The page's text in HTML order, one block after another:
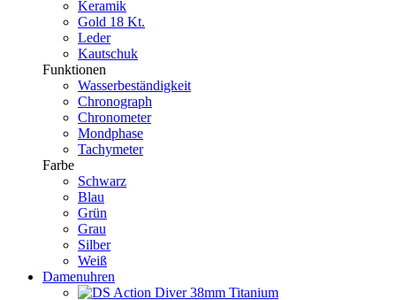
Keramik
Gold 18 Kt.
Leder
Kautschuk
Funktionen
Wasserbeständigkeit
Chronograph
Chronometer
Mondphase
Tachymeter
Farbe
Schwarz
Blau
Grün
Grau
Silber
Weiß
Damenuhren